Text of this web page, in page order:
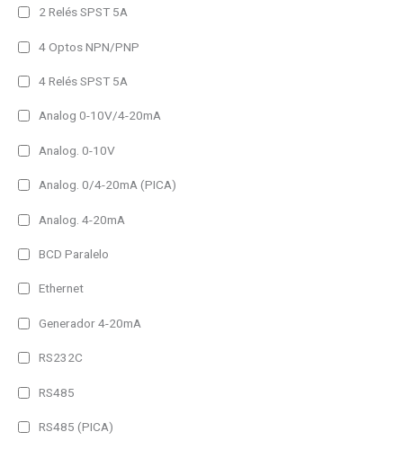
2 Relés SPST 5A
4 Optos NPN/PNP
4 Relés SPST 5A
Analog 0-10V/4-20mA
Analog. 0-10V
Analog. 0/4-20mA (PICA)
Analog. 4-20mA
BCD Paralelo
Ethernet
Generador 4-20mA
RS232C
RS485
RS485 (PICA)